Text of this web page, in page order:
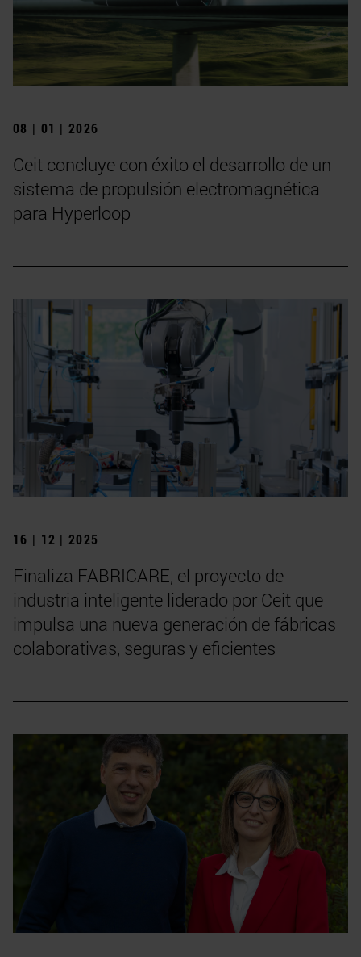
08 | 01 | 2026
Ceit concluye con éxito el desarrollo de un
sistema de propulsión electromagnética
para Hyperloop
16 | 12 | 2025
Finaliza FABRICARE, el proyecto de
industria inteligente liderado por Ceit que
impulsa una nueva generación de fábricas
colaborativas, seguras y eficientes